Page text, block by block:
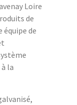
Loire
de
de
la